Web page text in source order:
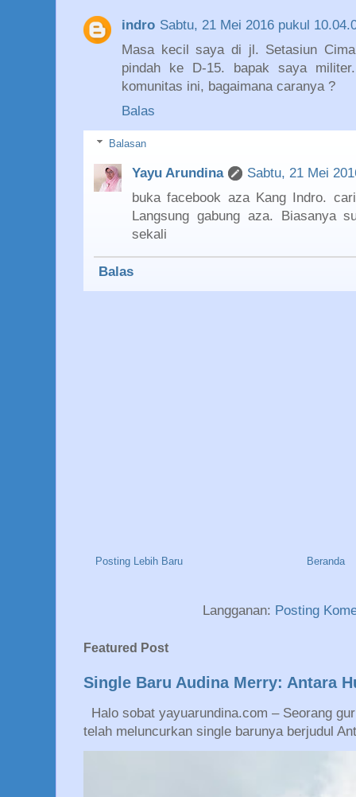
indro Sabtu, 21 Mei 2016 pukul
Masa kecil saya di jl. Setasiun
pindah ke D-15. bapak saya
komunitas ini, bagaimana caranya ?
Balas
Balasan
Yayu Arundina
Sabtu, 21 Mei
buka facebook aza Kang Indro.
Langsung gabung aza. Biasanya
sekali
Balas
Posting Lebih Baru Beranda
Langganan: Posting
Featured Post
Single Baru Audina Merry: Antara
Halo sobat yayuarundina.com – Seorang
telah meluncurkan single barunya berjudul